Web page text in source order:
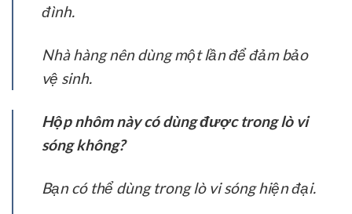
đình.
Nhà hàng nên dùng một lần để đảm bảo
vệ sinh.
Hộp nhôm này có dùng được trong lò vi
sóng không?
Bạn có thể dùng trong lò vi sóng hiện đại.